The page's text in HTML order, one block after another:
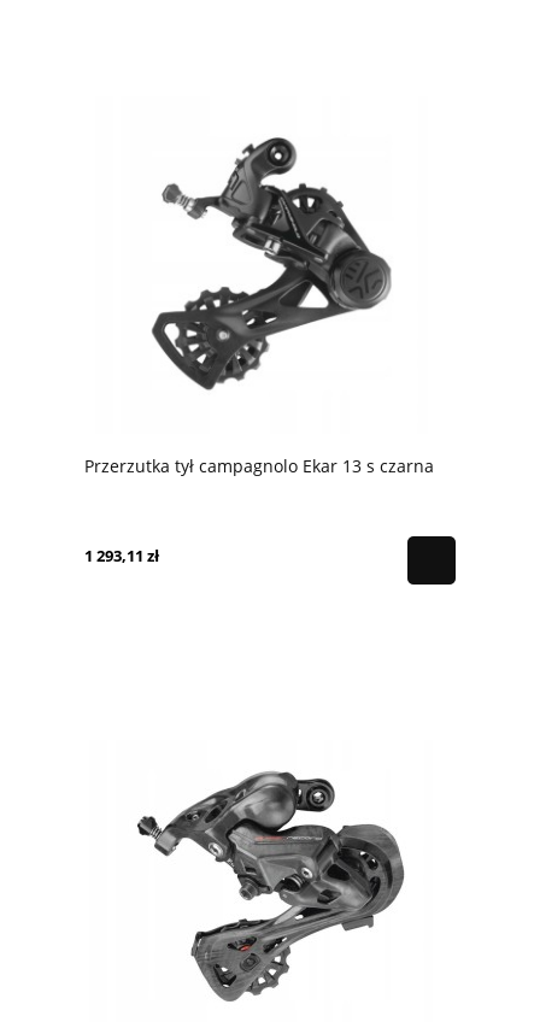
Przerzutka tył campagnolo Ekar 13 s czarna
1 293,11 zł